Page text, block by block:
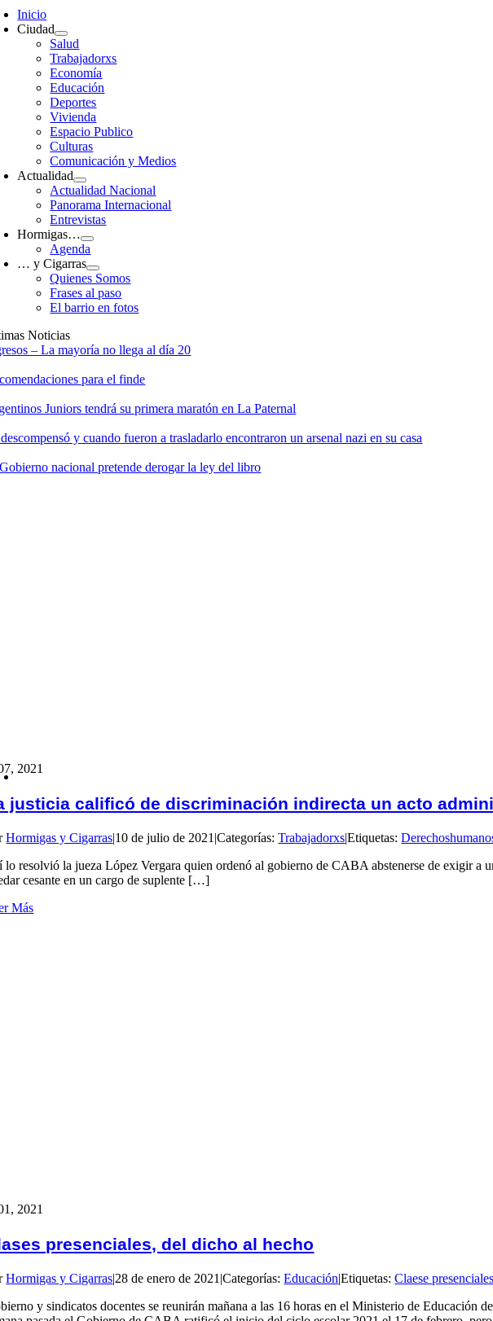
Inicio
Ciudad
Salud
Trabajadorxs
Economía
Educación
Deportes
Vivienda
Espacio Publico
Culturas
Comunicación y Medios
Actualidad
Actualidad Nacional
Panorama Internacional
Entrevistas
Hormigas…
Agenda
… y Cigarras
Quienes Somos
Frases al paso
El barrio en fotos
Noticias
– La mayoría no llega al día 20
para el finde
Juniors tendrá su primera maratón en La Paternal
y cuando fueron a trasladarlo encontraron un arsenal nazi en su casa
nacional pretende derogar la ley del libro
2021
justicia calificó de discriminación indirecta un acto
Hormigas y Cigarras|10 de julio de 2021 |Categorías:Trabajadorxs|Etiquetas:
lo resolvió la jueza López Vergara quien ordenó al gobierno de CABA abstenerse de exigir a
cesante en un cargo de suplente […]
Más
2021
presenciales, del dicho al hecho
Hormigas y Cigarras|28 de enero de 2021 |Categorías:Educación|Etiquetas:Claese presenciales
y sindicatos docentes se reunirán mañana a las 16 horas en el Ministerio de Educación